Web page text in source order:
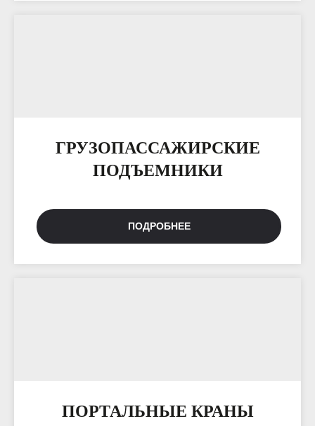
ГРУЗОПАССАЖИРСКИЕ
ПОДЪЕМНИКИ
ПОДРОБНЕЕ
ПОРТАЛЬНЫЕ КРАНЫ